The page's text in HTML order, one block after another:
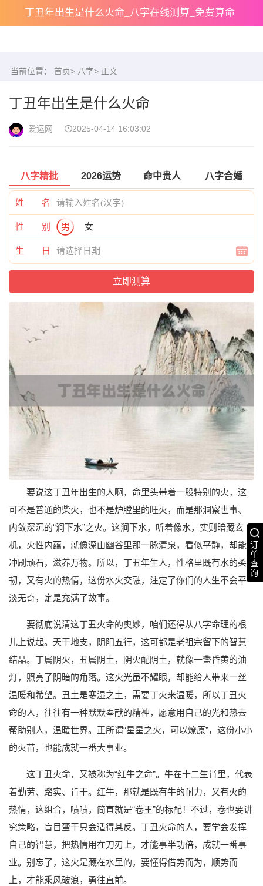
丁丑年出生是什么火命_八字在线测算_免费算命
订
单
查
询
当前位置： 首页> 八字> 正文
丁丑年出生是什么火命
爱运网 2025-04-14 16:03:02
八字精批 2026运势 命中贵人 八字合婚
姓 名
性 别 男 女
生 日
要说这丁丑年出生的人啊，命里头带着一股特别的火，这
可不是普通的柴火，也不是炉膛里的旺火，而是那洞察世事、
内敛深沉的“涧下水”之火。这涧下水，听着像水，实则暗藏玄
机，火性内蕴，就像深山幽谷里那一脉清泉，看似平静，却能
冲刷顽石，滋养万物。所以，丁丑年生人，性格里既有水的柔
韧，又有火的热情，这份水火交融，注定了你们的人生不会平
淡无奇，定是充满了故事。
要彻底说清这丁丑火命的奥妙，咱们还得从八字命理的根
儿上说起。天干地支，阴阳五行，这可都是老祖宗留下的智慧
结晶。丁属阴火，丑属阴土，阴火配阴土，就像一盏昏黄的油
灯，照亮了阴暗的角落。这火光虽不耀眼，却能给人带来一丝
温暖和希望。丑土是寒湿之土，需要丁火来温暖，所以丁丑火
命的人，往往有一种默默奉献的精神，愿意用自己的光和热去
帮助别人，温暖世界。正所谓“星星之火，可以燎原”，这份小小
的火苗，也能成就一番大事业。
这丁丑火命，又被称为“红牛之命”。牛在十二生肖里，代表
着勤劳、踏实、肯干。红牛，那就是既有牛的耐力，又有火的
热情，这组合，啧啧，简直就是“卷王”的标配！不过，卷也要讲
究策略，盲目蛮干只会适得其反。丁丑火命的人，要学会发挥
自己的智慧，把热情用在刀刃上，才能事半功倍，成就一番事
业。别忘了，这火是藏在水里的，要懂得借势而为，顺势而
上，才能乘风破浪，勇往直前。